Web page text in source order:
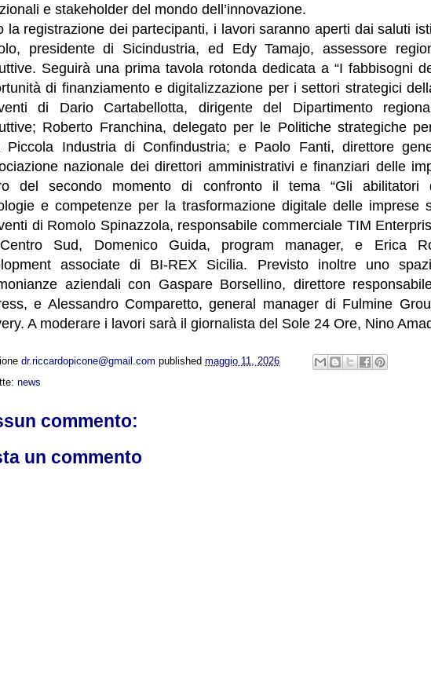
e stakeholder del mondo dell’innovazione.
la registrazione dei partecipanti, i lavori saranno aperti dai saluti
presidente di Sicindustria, ed Edy Tamajo, assessore
Seguirà una prima tavola rotonda dedicata a “I fabbisogni
di finanziamento e digitalizzazione per i settori strategici
di Dario Cartabellotta, dirigente del Dipartimento
Roberto Franchina, delegato per le Politiche strategiche
Piccola Industria di Confindustria; e Paolo Fanti, direttore
nazionale dei direttori amministrativi e finanziari delle
del secondo momento di confronto il tema “Gli abilitatori
e competenze per la trasformazione digitale delle imprese
di Romolo Spinazzola, responsabile commerciale TIM
Sud, Domenico Guida, program manager, e Erica
associate di BI-REX Sicilia. Previsto inoltre uno
aziendali con Gaspare Borsellino, direttore
e Alessandro Comparetto, general manager di Fulmine
A moderare i lavori sarà il giornalista del Sole 24 Ore, Nino
dr.riccardopicone@gmail.com published maggio 11, 2026
news
commento:
un commento